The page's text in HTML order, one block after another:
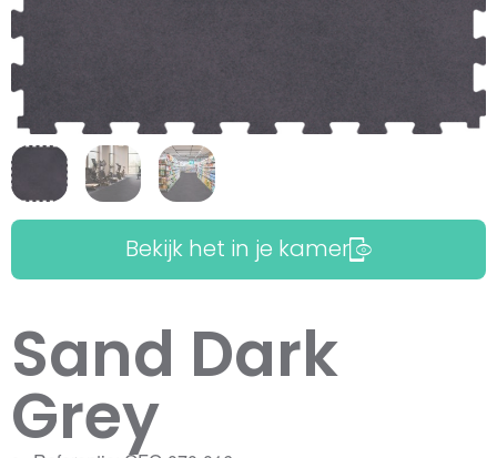
Bekijk het in je kamer
Sand Dark
Grey